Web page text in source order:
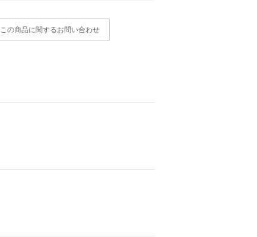
この商品に関するお問い合わせ